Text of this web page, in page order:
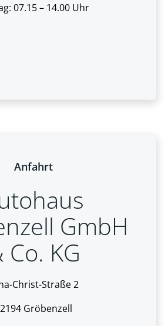
07.15 – 14.00 Uhr
Anfahrt
GmbH
Co. KG
Christ-Straße 2
Gröbenzell